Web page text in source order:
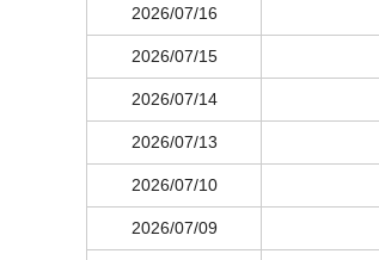
2026/07/16
2026/07/15
2026/07/14
2026/07/13
2026/07/10
2026/07/09